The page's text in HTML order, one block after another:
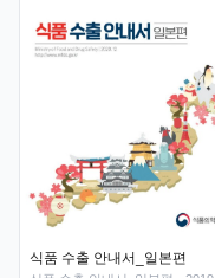
식품 수출 안내서_일본편